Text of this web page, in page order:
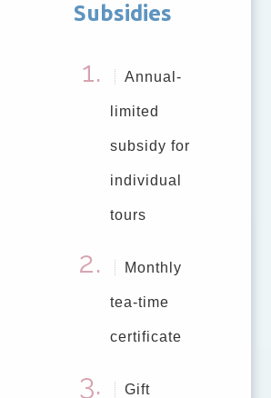
Subsidies
Annual-
limited
subsidy for
individual
tours
Monthly
tea-time
certificate
Gift